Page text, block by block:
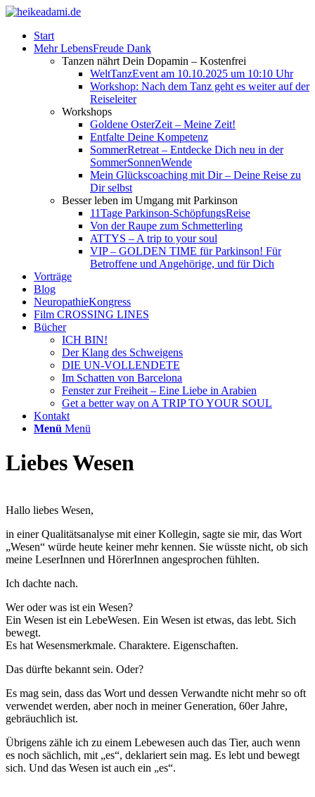
Start
Mehr LebensFreude Dank
Tanzen nährt Dein Dopamin – Kostenfrei
WeltTanzEvent am 10.10.2025 um 10:10 Uhr
Workshop: Nach dem Tanz geht es weiter auf der
Reiseleiter
Workshops
Goldene OsterZeit – Meine Zeit!
Entfalte Deine Kompetenz
SommerRetreat – Entdecke Dich neu in der
SommerSonnenWende
Mein Glückscoaching mit Dir – Deine Reise zu
Dir selbst
Besser leben im Umgang mit Parkinson
11Tage Parkinson-SchöpfungsReise
Von der Raupe zum Schmetterling
ATTYS – A trip to your soul
VIP – GOLDEN TIME für Parkinson! Für
Betroffene und Angehörige, und für Dich
Vorträge
Blog
NeuropathieKongress
Film CROSSING LINES
Bücher
ICH BIN!
Der Klang des Schweigens
DIE UN-VOLLENDETE
Im Schatten von Barcelona
Fenster zur Freiheit – Eine Liebe in Arabien
Get a better way on A TRIP TO YOUR SOUL
Kontakt
Menü Menü
Liebes Wesen
Hallo liebes Wesen,
in einer Qualitätsanalyse mit einer Kollegin, sagte sie mir, das Wort
„Wesen“ würde heute keiner mehr kennen. Sie wüsste nicht, ob sich
meine LeserInnen und HörerInnen angesprochen fühlten.
Ich dachte nach.
Wer oder was ist ein Wesen?
Ein Wesen ist ein LebeWesen. Ein Wesen ist etwas, das lebt. Sich
bewegt.
Es hat Wesensmerkmale. Charaktere. Eigenschaften.
Das dürfte bekannt sein. Oder?
Es mag sein, dass das Wort und dessen Verwandte nicht mehr so oft
verwendet werden, aber noch in meiner Generation, 60er Jahre,
gebräuchlich ist.
Übrigens zähle ich zu einem Lebewesen auch das Tier, auch wenn
es noch sächlich, mit „es“, deklariert sein mag. Es lebt und bewegt
sich. Und das Wesen ist auch ein „es“.